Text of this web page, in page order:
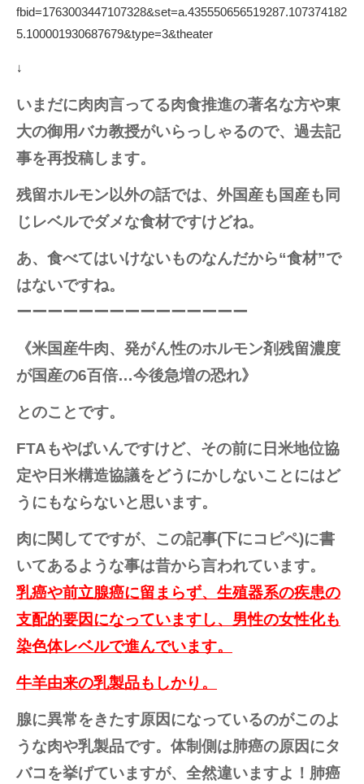
fbid=1763003447107328&set=a.435550656519287.107374182
5.100001930687679&type=3&theater
↓
いまだに肉肉言ってる肉食推進の著名な方や東
大の御用バカ教授がいらっしゃるので、過去記
事を再投稿します。
残留ホルモン以外の話では、外国産も国産も同
じレベルでダメな食材ですけどね。
あ、食べてはいけないものなんだから“食材”で
はないですね。
ーーーーーーーーーーーーーーー
《米国産牛肉、発がん性のホルモン剤残留濃度
が国産の6百倍…今後急増の恐れ》
とのことです。
FTAもやばいんですけど、その前に日米地位協
定や日米構造協議をどうにかしないことにはど
うにもならないと思います。
肉に関してですが、この記事(下にコピペ)に書
いてあるような事は昔から言われています。
乳癌や前立腺癌に留まらず、生殖器系の疾患の
支配的要因になっていますし、男性の女性化も
染色体レベルで進んでいます。
牛羊由来の乳製品もしかり。
腺に異常をきたす原因になっているのがこのよ
うな肉や乳製品です。体制側は肺癌の原因にタ
バコを挙げていますが、全然違いますよ！肺癌